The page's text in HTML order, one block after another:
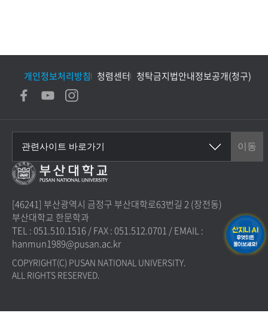
개인정보처리방침 청렴센터 청탁금지법안내정보공개(청구)
[46241] 부산광역시 금정구 부산대학로63번길 2 (장전동)
부산대학교 한문학과
TEL : 051.510.1516/FAX : 051.512.0701 /EMAIL :
hanmun1989@pusan.ac.kr
COPYRIGHT(C) PUSAN NATIONAL UNIVERSITY.
ALL RIGHTS RESERVED.